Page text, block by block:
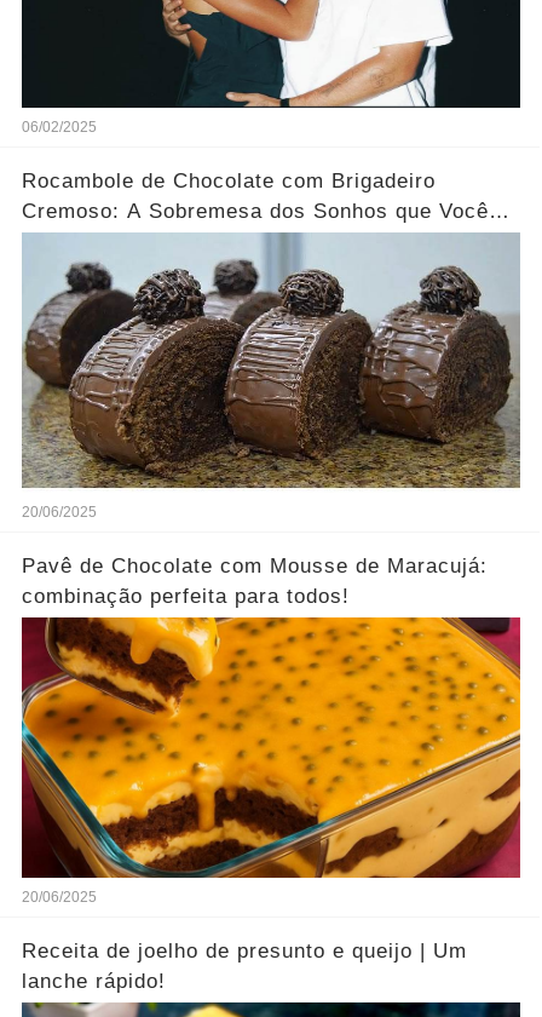
06/02/2025
Rocambole de Chocolate com Brigadeiro
Cremoso: A Sobremesa dos Sonhos que Você
20/06/2025
Pavê de Chocolate com Mousse de Maracujá:
combinação perfeita para todos!
20/06/2025
Receita de joelho de presunto e queijo | Um
lanche rápido!